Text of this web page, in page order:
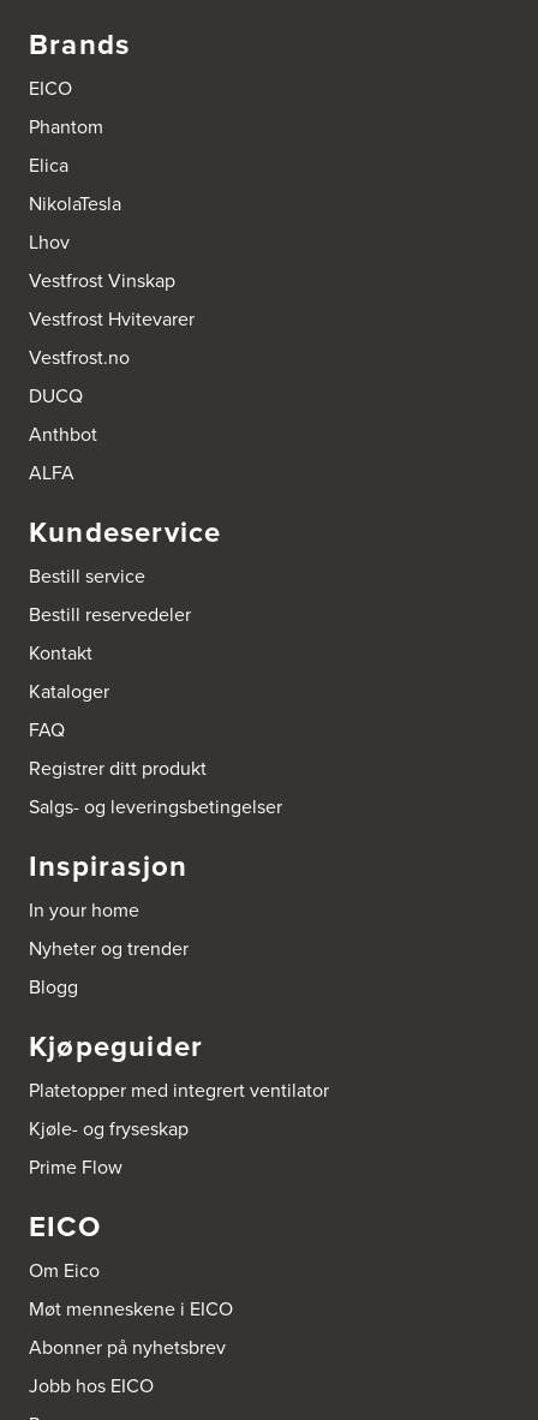
Brands
EICO
Phantom
Elica
NikolaTesla
Lhov
Vestfrost Vinskap
Vestfrost Hvitevarer
Vestfrost.no
DUCQ
Anthbot
ALFA
Kundeservice
Bestill service
Bestill reservedeler
Kontakt
Kataloger
FAQ
Registrer ditt produkt
Salgs- og leveringsbetingelser
Inspirasjon
In your home
Nyheter og trender
Blogg
Kjøpeguider
Platetopper med integrert ventilator
Kjøle- og fryseskap
Prime Flow
EICO
Om Eico
Møt menneskene i EICO
Abonner på nyhetsbrev
Jobb hos EICO